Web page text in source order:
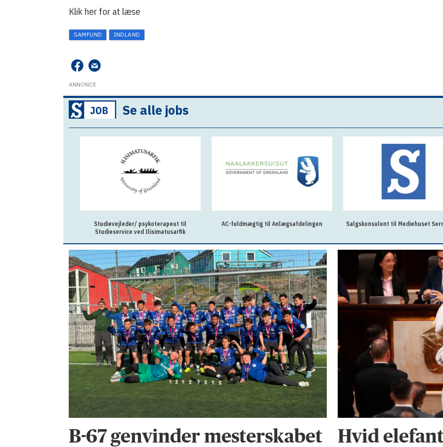
Klik her for at læse
SAMFUND INDLAND
ANNONCE
Se alle jobs
Studievejleder/ psykoterapeut til
Studieservice ved Ilisimatusarfik
AC-fuldmægtig til Anlægsafdelingen Salgskonsulent til Mediehuset
B-67 genvinder mesterskabet
Hvid